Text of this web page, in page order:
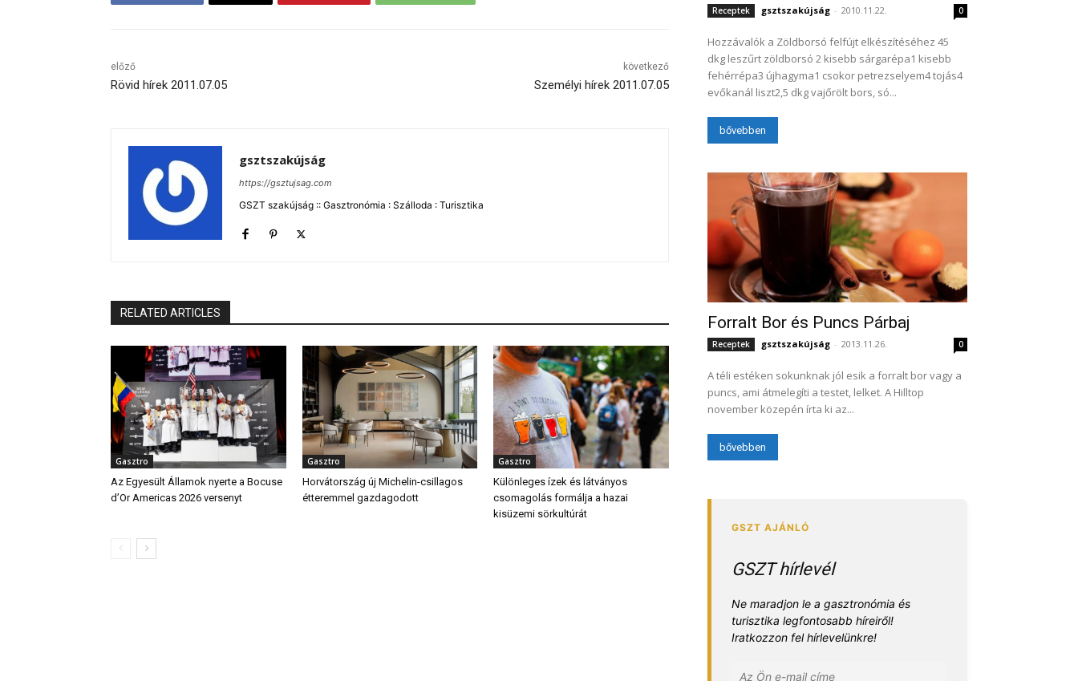
előző
Rövid hírek 2011.07.05
következő
Személyi hírek 2011.07.05
gsztszakújság
https://gsztujsag.com
GSZT szakújság :: Gasztronómia : Szálloda : Turisztika
RELATED ARTICLES
Gasztro
Az Egyesült Államok nyerte a Bocuse
d’Or Americas 2026 versenyt
Gasztro
Horvátország új Michelin-csillagos
étteremmel gazdagodott
Gasztro
Különleges ízek és látványos
csomagolás formálja a hazai
kisüzemi sörkultúrát
Receptek gsztszakújság - 2010.11.22. 0
Hozzávalók a Zöldborsó felfújt elkészítéséhez 45
dkg leszűrt zöldborsó 2 kisebb sárgarépa1 kisebb
fehérrépa3 újhagyma1 csokor petrezselyem4 tojás4
evőkanál liszt2,5 dkg vajőrölt bors, só...
bővebben
Forralt Bor és Puncs Párbaj
Receptek gsztszakújság - 2013.11.26. 0
A téli estéken sokunknak jól esik a forralt bor vagy a
puncs, ami átmelegíti a testet, lelket. A Hilltop
november közepén írta ki az...
bővebben
GSZT hírlevél
Ne maradjon le a gasztronómia és
turisztika legfontosabb híreiről!
Iratkozzon fel hírlevelünkre!